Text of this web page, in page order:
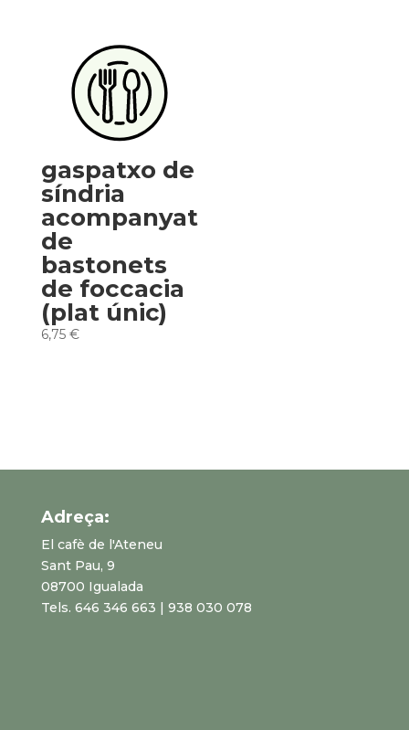
gaspatxo de
síndria
acompanyat
de
bastonets
de foccacia
(plat únic)
6,75 €
Adreça:
El cafè de l'Ateneu
Sant Pau, 9
08700 Igualada
Tels. 646 346 663 | 938 030 078